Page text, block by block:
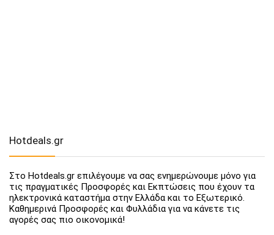
Hotdeals.gr
Στο Hotdeals.gr επιλέγουμε να σας ενημερώνουμε μόνο για
τις πραγματικές Προσφορές και Εκπτώσεις που έχουν τα
ηλεκτρονικά καταστήμα στην Ελλάδα και το Εξωτερικό.
Καθημερινά Προσφορές και Φυλλάδια για να κάνετε τις
αγορές σας πιο οικονομικά!